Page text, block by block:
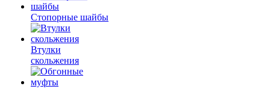
Стопорные шайбы
Втулки
скольжения